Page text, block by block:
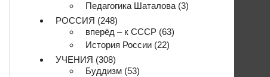
Педагогика Шаталова (3)
РОССИЯ (248)
вперёд – к СССР (63)
История России (22)
УЧЕНИЯ (308)
Буддизм (53)